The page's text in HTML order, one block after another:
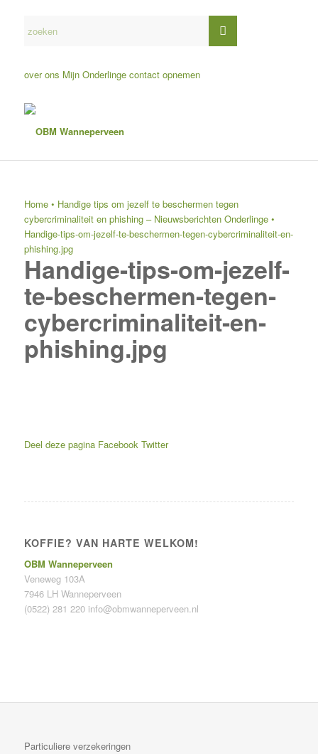
over ons Mijn Onderlinge contact opnemen
Home• Handige tips om jezelf te beschermen tegen
cybercriminaliteit en phishing – Nieuwsberichten Onderlinge•
Handige-tips-om-jezelf-te-beschermen-tegen-cybercriminaliteit-en-
phishing.jpg
Handige-tips-om-jezelf-
te-beschermen-tegen-
cybercriminaliteit-en-
phishing.jpg
Deel deze pagina Facebook Twitter
KOFFIE? VAN HARTE WELKOM!
OBM Wanneperveen
Veneweg 103A
7946 LH Wanneperveen
(0522) 281 220 info@obmwanneperveen.nl
Particuliere verzekeringen